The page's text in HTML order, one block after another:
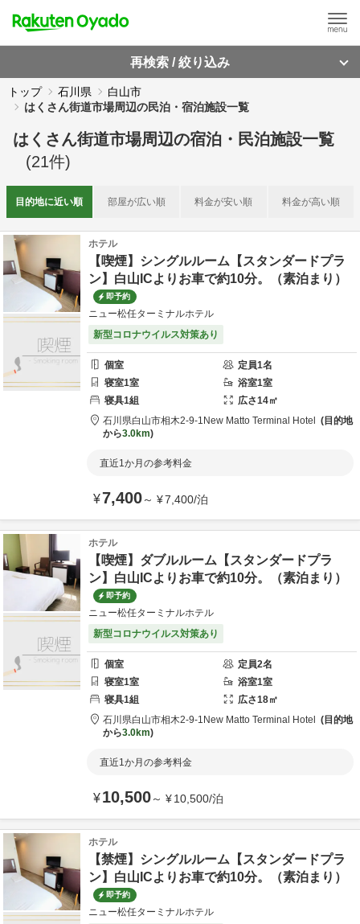
再検索 / 絞り込み
トップ 石川県
白山市
はくさん街道市場周辺の民泊・宿泊施設一覧
はくさん街道市場周辺の宿泊・民泊施設一覧
(21件)
目的地に近い順 部屋が広い順 料金が安い順 料金が高い順
ホテル
【喫煙】シングルルーム【スタンダードプラ
ン】白山ICよりお車で約10分。（素泊まり）
即予約
ニュー松任ターミナルホテル
新型コロナウイルス対策あり
個室 定員1名
寝室1室 浴室1室
寝具1組 広さ14㎡
石川県白山市相木2-9-1 New Matto Terminal Hotel
目的地
から3.0km
直近1か月の参考料金
¥7,400～ ¥7,400/泊
ホテル
【喫煙】ダブルルーム【スタンダードプラ
ン】白山ICよりお車で約10分。（素泊まり）
即予約
ニュー松任ターミナルホテル
新型コロナウイルス対策あり
個室 定員2名
寝室1室 浴室1室
寝具1組 広さ18㎡
石川県白山市相木2-9-1 New Matto Terminal Hotel
目的地
から3.0km
直近1か月の参考料金
¥10,500～ ¥10,500/泊
ホテル
【禁煙】シングルルーム【スタンダードプラ
ン】白山ICよりお車で約10分。（素泊まり）
即予約
ニュー松任ターミナルホテル